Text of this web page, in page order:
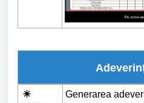
☀
Generarea